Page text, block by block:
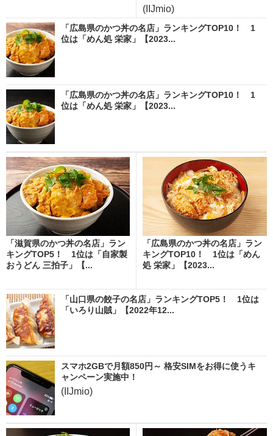
(IIJmio)
「広島県のかつ丼の名店」ランキングTOP10！ 1
位は「めん処 栄家」【2023...
「広島県のかつ丼の名店」ランキングTOP10！ 1
位は「めん処 栄家」【2023...
「滋賀県のかつ丼の名店」ラン
キングTOP5！ 1位は「自家製
おうどん 三拍子」【...
「広島県のかつ丼の名店」ラン
キングTOP10！ 1位は「めん
処 栄家」【2023...
「山口県の餃子の名店」ランキングTOP5！ 1位は
「いろり山賊」【2022年12...
スマホ2GBで月額850円～ 格安SIMをお得に使うキ
ャンペーン実施中！
(IIJmio)